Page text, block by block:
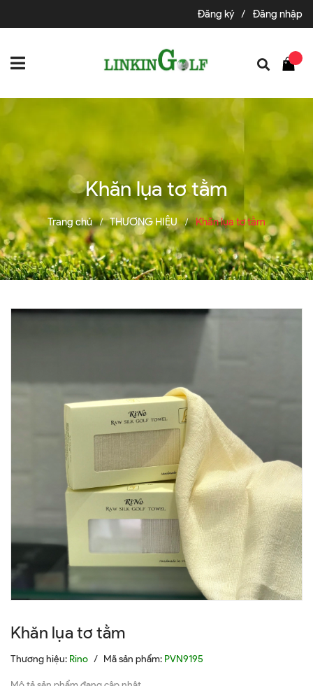
Đăng ký / Đăng nhập
Khăn lụa tơ tằm
Trang chủ / THƯƠNG HIỆU / Khăn lụa tơ tằm
Khăn lụa tơ tằm
Thương hiệu: Rino / Mã sản phẩm: PVN9195